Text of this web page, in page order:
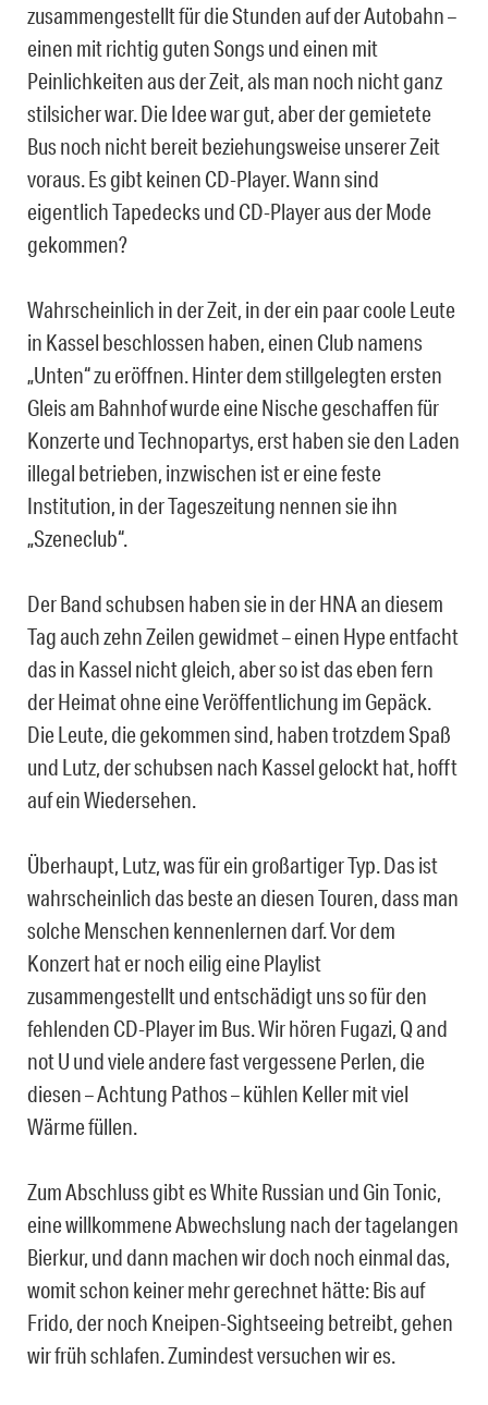
zusammengestellt für die Stunden auf der Autobahn –
einen mit richtig guten Songs und einen mit
Peinlichkeiten aus der Zeit, als man noch nicht ganz
stilsicher war. Die Idee war gut, aber der gemietete
Bus noch nicht bereit beziehungsweise unserer Zeit
voraus. Es gibt keinen CD-Player. Wann sind
eigentlich Tapedecks und CD-Player aus der Mode
gekommen?
Wahrscheinlich in der Zeit, in der ein paar coole Leute
in Kassel beschlossen haben, einen Club namens
„Unten“ zu eröffnen. Hinter dem stillgelegten ersten
Gleis am Bahnhof wurde eine Nische geschaffen für
Konzerte und Technopartys, erst haben sie den Laden
illegal betrieben, inzwischen ist er eine feste
Institution, in der Tageszeitung nennen sie ihn
„Szeneclub“.
Der Band schubsen haben sie in der HNA an diesem
Tag auch zehn Zeilen gewidmet – einen Hype entfacht
das in Kassel nicht gleich, aber so ist das eben fern
der Heimat ohne eine Veröffentlichung im Gepäck.
Die Leute, die gekommen sind, haben trotzdem Spaß
und Lutz, der schubsen nach Kassel gelockt hat, hofft
auf ein Wiedersehen.
Überhaupt, Lutz, was für ein großartiger Typ. Das ist
wahrscheinlich das beste an diesen Touren, dass man
solche Menschen kennenlernen darf. Vor dem
Konzert hat er noch eilig eine Playlist
zusammengestellt und entschädigt uns so für den
fehlenden CD-Player im Bus. Wir hören Fugazi, Q and
not U und viele andere fast vergessene Perlen, die
diesen – Achtung Pathos – kühlen Keller mit viel
Wärme füllen.
Zum Abschluss gibt es White Russian und Gin Tonic,
eine willkommene Abwechslung nach der tagelangen
Bierkur, und dann machen wir doch noch einmal das,
womit schon keiner mehr gerechnet hätte: Bis auf
Frido, der noch Kneipen-Sightseeing betreibt, gehen
wir früh schlafen. Zumindest versuchen wir es.